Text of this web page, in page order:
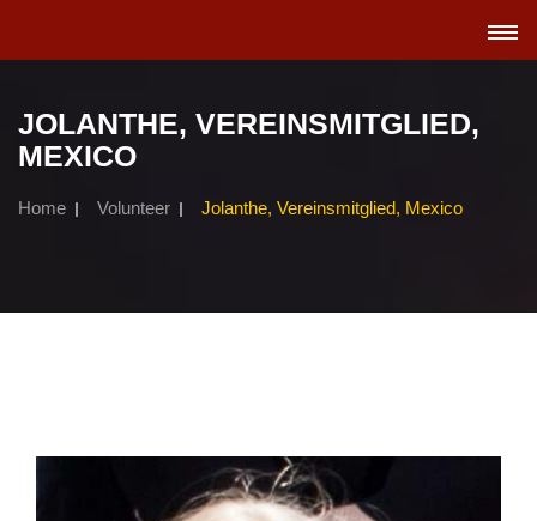
JOLANTHE, VEREINSMITGLIED,
MEXICO
Home Volunteer Jolanthe, Vereinsmitglied, Mexico